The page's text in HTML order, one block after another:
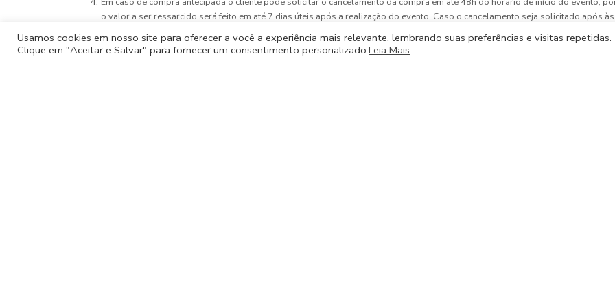
o valor a ser ressarcido será feito em até 7 dias úteis após a realização do evento. Caso o cancelamento seja solicitado após às
48h o valor não poderá ser reembolsado nem utilizado para crédito em futuros passeios.
Para que o ressarcimento seja feito o cliente deve enviar os dados abaixo para financeirosoumaiscarioca@gmail.com
(Nome completo, CPF, Banco, Agência, Conta, Nome do passeio)
Usamos cookies em nosso site para oferecer a você a experiência mais relevante, lembrando suas preferências e visitas repetidas.
Clique em "Aceitar e Salvar" para fornecer um consentimento personalizado.Leia Mais